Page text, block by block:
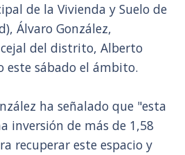
de la Vivienda y Suelo de
Álvaro González,
del distrito, Alberto
este sábado el ámbito.
ha señalado que "esta
inversión de más de 1,58
recuperar este espacio y